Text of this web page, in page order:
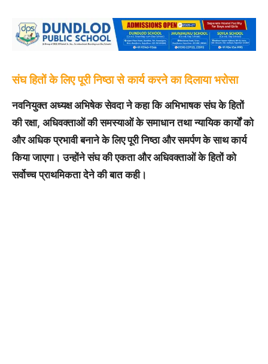
संघ हितों के लिए पूरी निष्ठा से कार्य करने का दिलाया भरोसा
नवनियुक्त अध्यक्ष अभिषेक सेवदा ने कहा कि अभिभाषक संघ के हितों
की रक्षा, अधिवक्ताओं की समस्याओं के समाधान तथा न्यायिक कार्यों को
और अधिक प्रभावी बनाने के लिए पूरी निष्ठा और समर्पण के साथ कार्य
किया जाएगा। उन्होंने संघ की एकता और अधिवक्ताओं के हितों को
सर्वोच्च प्राथमिकता देने की बात कही।